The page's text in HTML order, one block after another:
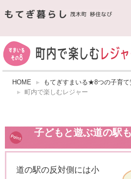
HOME
もてぎすまいる★8つの子育て
町内で楽しむレジャー
子どもと遊ぶ道の駅
道の駅の反対側には小